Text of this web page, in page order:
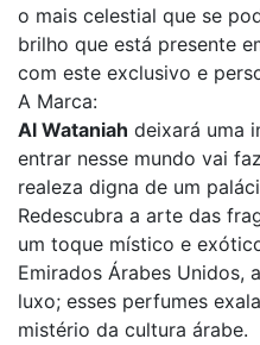
o mais celestial que se
brilho que está presente
com este exclusivo e
A Marca:
Al Wataniah deixará uma
entrar nesse mundo vai
realeza digna de um
Redescubra a arte das
um toque místico e
Emirados Árabes Unidos,
luxo; esses perfumes
mistério da cultura árabe.